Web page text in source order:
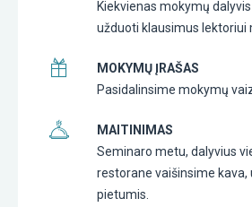
Kiekvienas mokymų
užduoti klausimus lektoriui
MOKYMŲ ĮRAŠAS
Pasidalinsime mokymų
MAITINIMAS
Seminaro metu, dalyvius
restorane vaišinsime kava,
pietumis.